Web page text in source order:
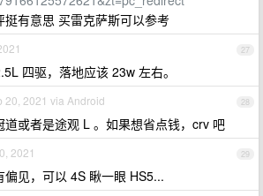
挺有意思 买雷克萨斯可以参考
27
四驱，落地应该 23w 左右。
28
20, 2021 via Android
道或者是途观 L 。如果想省点钱，crv 吧
29
2021
见，可以 4S 瞅一眼 HS5...